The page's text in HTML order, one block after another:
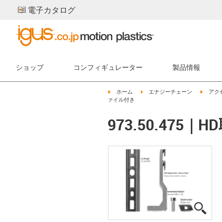
電子カタログ
ショップ コンフィギュレーター 製品情報
igus-icon-arrow-right
ホーム igus-icon-arrow-right
エナジーチェーン igus-アク
ァイル付き
973.50.475｜